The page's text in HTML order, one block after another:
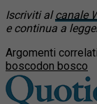
Iscriviti alcanale
e continua a
Argomenti
boscodon bosco